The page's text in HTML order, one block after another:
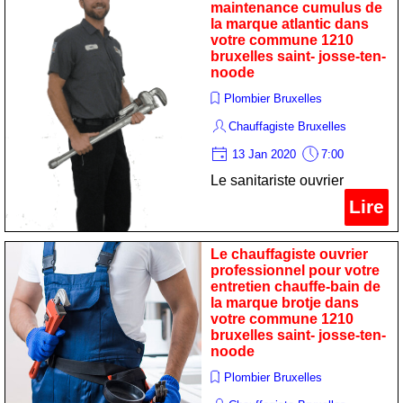
saint- josse-ten-noode
maintenance cumulus de
la marque atlantic dans
votre commune 1210
bruxelles saint- josse-ten-
noode
Plombier Bruxelles
Chauffagiste Bruxelles
13 Jan 2020 7:00
Le sanitariste ouvrier
maintenance cumulus de la
marque atlantic dans votre
commune 1210 bruxelles
saint- josse-ten-noode
Lire
Le chauffagiste ouvrier
professionnel pour votre
entretien chauffe-bain de
la marque brotje dans
votre commune 1210
bruxelles saint- josse-ten-
noode
Plombier Bruxelles